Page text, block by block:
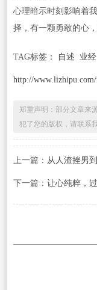
心理暗示时刻影响着
择，有一颗勇敢的心
TAG标签： 自述 业经
http://
郑重声明：部分文章来
犯了您的版权，请联系
上一篇： 从人渣挫男
下一篇： 让心纯粹，